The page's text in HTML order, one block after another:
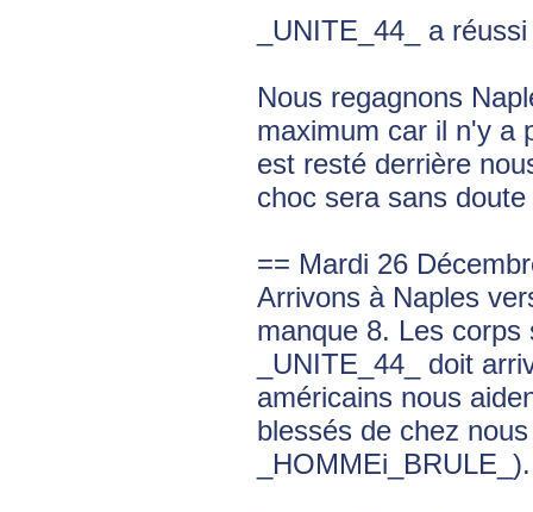
_UNITE_44_ a
Nous regagnons
maximum car il n'y a
est resté derrière
choc sera sans
== Mardi 26
Arrivons à Naples
manque 8. Les
_UNITE_44_ doit
américains nous
blessés de chez
_HOMMEi_BRULE_).